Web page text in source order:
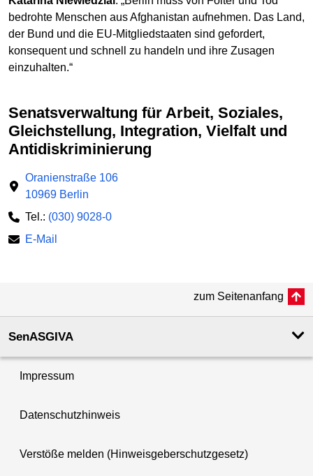
bedrohte Menschen aus Afghanistan aufnehmen. Das Land,
der Bund und die EU-Mitgliedstaaten sind gefordert,
konsequent und schnell zu handeln und ihre Zusagen
einzuhalten.“
Senatsverwaltung für Arbeit, Soziales,
Gleichstellung, Integration, Vielfalt und
Antidiskriminierung
Oranienstraße 106
10969 Berlin
Tel.: (030) 9028-0
E-Mail
zum Seitenanfang
SenASGIVA
Impressum
Datenschutzhinweis
Verstöße melden (Hinweisgeberschutzgesetz)